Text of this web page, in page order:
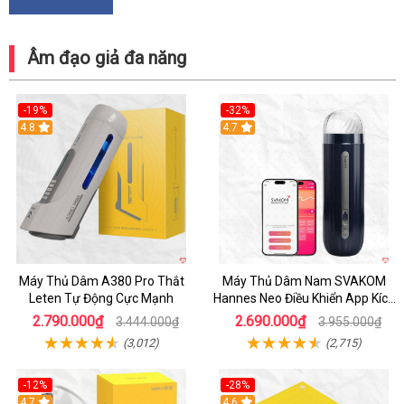
Âm đạo giả đa năng
-19%
Hot
4.8
Máy Thủ Dâm A380 Pro Thắt
Leten Tự Động Cực Mạnh
2.790.000₫ 3.444.000₫
(3,012)
-32%
Hot
4.7
Máy Thủ Dâm Nam SVAKOM
Hannes Neo Điều Khiển App Kích
Thích
2.690.000₫ 3.955.000₫
(2,715)
-12%
-28%